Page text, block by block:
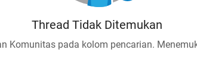
Thread Tidak Ditemukan
Komunitas pada kolom pencarian.